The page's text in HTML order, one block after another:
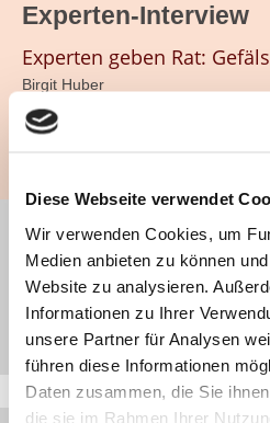
Diese Webseite verwendet
Wir verwenden Cookies, um
Medien anbieten zu können
Website zu analysieren.
Informationen zu Ihrer
unsere Partner für Analysen
führen diese Informationen
Daten zusammen, die Sie
die sie im Rahmen Ihrer
Experten-Interview
Experten geben Rat:
Birgit Huber
haut.de-Newsletter
Jetzt